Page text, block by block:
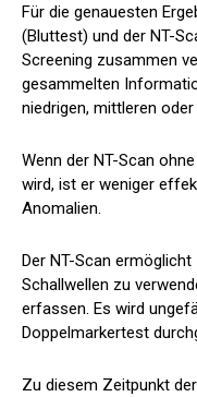
Für die genauesten
(Bluttest) und der NT-
Screening zusammen
gesammelten
niedrigen, mittleren
Wenn der NT-Scan
wird, ist er weniger
Anomalien.
Der NT-Scan
Schallwellen zu
erfassen. Es wird
Doppelmarkertest
Zu diesem Zeitpunkt